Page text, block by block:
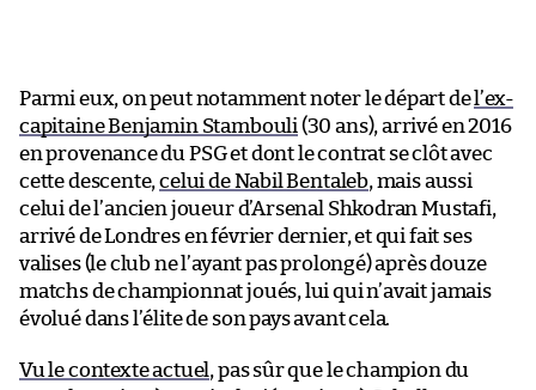
Parmi eux, on peut notamment noter le départ del’ex-
capitaine Benjamin Stambouli (30 ans), arrivé en 2016
en provenance du PSG et dont le contrat se clôt avec
cette descente,celui de Nabil Bentaleb, mais aussi
celui de l’ancien joueur d’Arsenal Shkodran Mustafi,
arrivé de Londres en février dernier, et qui fait ses
valises (le club ne l’ayant pas prolongé) après douze
matchs de championnat joués, lui qui n’avait jamais
évolué dans l’élite de son pays avant cela.
Vu le contexte actuel, pas sûr que le champion du